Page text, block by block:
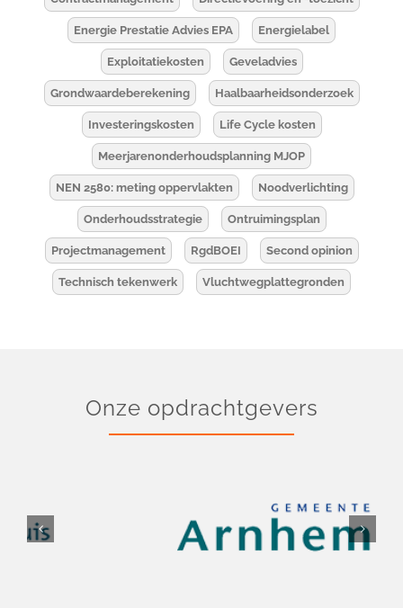
Energie Prestatie Advies EPA Energielabel
Exploitatiekosten Geveladvies
Grondwaardeberekening Haalbaarheidsonderzoek
Investeringskosten Life Cycle kosten
Meerjarenonderhoudsplanning MJOP
NEN 2580: meting oppervlakten Noodverlichting
Onderhoudsstrategie Ontruimingsplan
Projectmanagement RgdBOEI Second opinion
Technisch tekenwerk Vluchtwegplattegronden
Onze opdrachtgevers